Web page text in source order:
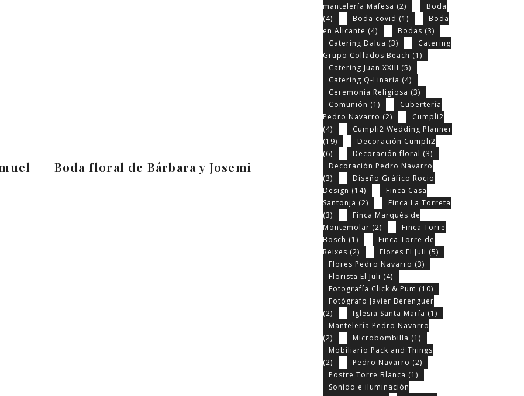
Boda floral de Bárbara y Josemi
mantelería Mafesa (2)
Boda
(4)
Boda covid (1)
Boda
en Alicante (4) Bodas (3)
Catering Dalua (3)
Catering
Grupo Collados Beach (1)
Catering Juan XXIII (5)
Catering Q-Linaria (4)
Ceremonia Religiosa (3)
Comunión (1)
Cubertería
Pedro Navarro (2)
Cumpli2
(4)
Cumpli2 Wedding Planner
(19)
Decoración Cumpli2
(6)
Decoración floral (3)
Decoración Pedro Navarro
(3)
Diseño Gráfico Rocio
Design (14)
Finca Casa
Santonja (2)
Finca La Torreta
(3)
Finca Marqués de
Montemolar (2)
Finca Torre
Bosch (1)
Finca Torre de
Reixes (2) Flores El Juli (5)
Flores Pedro Navarro (3)
Florista El Juli (4)
Fotografía Click & Pum (10)
Fotógrafo Javier Berenguer
(2)
Iglesia Santa María (1)
Mantelería Pedro Navarro
(2)
Microbombilla (1)
Mobiliario Pack and Things
(2)
Pedro Navarro (2)
Postre Torre Blanca (1)
Sonido e iluminación